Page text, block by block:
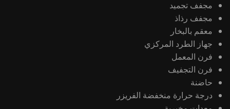
مجفف تجميد
مجفف رذاذ
معقم بالبخار
جهاز الطرد المركزي
فرن المعمل
فرن التجفيف
حاضنة
درجة حرارة منخفضة الفريزر